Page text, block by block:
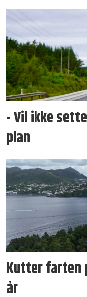
- Vil ikke
plan
Kutter farten
år